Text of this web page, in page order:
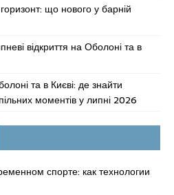
що нового у барній
відкриття на Оболоні та в
та в Києві: де знайти
моментів у липні 2026
спорте: как технологии